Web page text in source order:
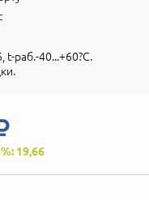
t-раб.-40...+60?С.
19,66